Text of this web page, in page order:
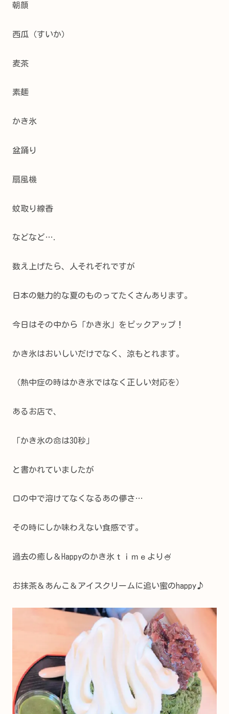
朝顔
西瓜（すいか）
麦茶
素麺
かき氷
盆踊り
扇風機
蚊取り線香
などなど….
数え上げたら、人それぞれですが
日本の魅力的な夏のものってたくさんあります。
今日はその中から「かき氷」をピックアップ！
かき氷はおいしいだけでなく、涼もとれます。
（熱中症の時はかき氷ではなく正しい対応を）
あるお店で、
「かき氷の命は30秒」
と書かれていましたが
口の中で溶けてなくなるあの儚さ…
その時にしか味わえない食感です。
過去の癒し＆Happyのかき氷ｔｉｍｅより🍧
お抹茶＆あんこ＆アイスクリームに追い蜜のhappy♪